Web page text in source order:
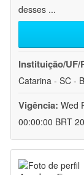
desses ...
Instituição/UF/
Catarina - SC -
Vigência: Wed
00:00:00 BRT